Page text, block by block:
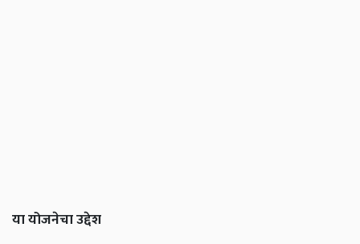
या योजनेचा उद्देश